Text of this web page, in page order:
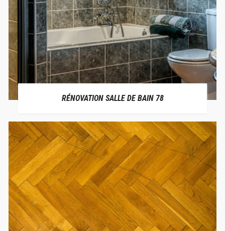
RÉNOVATION SALLE DE BAIN 78